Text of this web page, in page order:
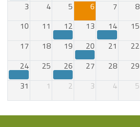
3
4 5 6 7 8
10
11 12 13 14 15
17
18 19 20 21 22
24
25 26 27 28 29
31
1 2 3 4 5